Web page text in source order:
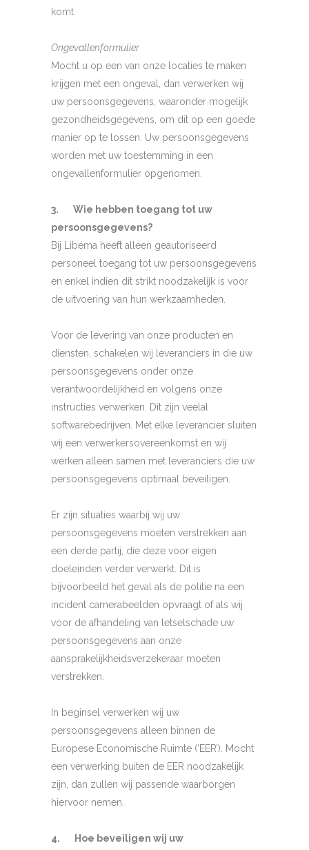
komt.
Ongevallenformulier
Mocht u op een van onze locaties te maken
krijgen met een ongeval, dan verwerken wij
uw persoonsgegevens, waaronder mogelijk
gezondheidsgegevens, om dit op een goede
manier op te lossen. Uw persoonsgegevens
worden met uw toestemming in een
ongevallenformulier opgenomen.
3. Wie hebben toegang tot uw
persoonsgegevens?
Bij Libéma heeft alleen geautoriseerd
personeel toegang tot uw persoonsgegevens
en enkel indien dit strikt noodzakelijk is voor
de uitvoering van hun werkzaamheden.
Voor de levering van onze producten en
diensten, schakelen wij leveranciers in die uw
persoonsgegevens onder onze
verantwoordelijkheid en volgens onze
instructies verwerken. Dit zijn veelal
softwarebedrijven. Met elke leverancier sluiten
wij een verwerkersovereenkomst en wij
werken alleen samen met leveranciers die uw
persoonsgegevens optimaal beveiligen.
Er zijn situaties waarbij wij uw
persoonsgegevens moeten verstrekken aan
een derde partij, die deze voor eigen
doeleinden verder verwerkt. Dit is
bijvoorbeeld het geval als de politie na een
incident camerabeelden opvraagt of als wij
voor de afhandeling van letselschade uw
persoonsgegevens aan onze
aansprakelijkheidsverzekeraar moeten
verstrekken.
In beginsel verwerken wij uw
persoonsgegevens alleen binnen de
Europese Economische Ruimte (‘EER’). Mocht
een verwerking buiten de EER noodzakelijk
zijn, dan zullen wij passende waarborgen
hiervoor nemen.
4. Hoe beveiligen wij uw